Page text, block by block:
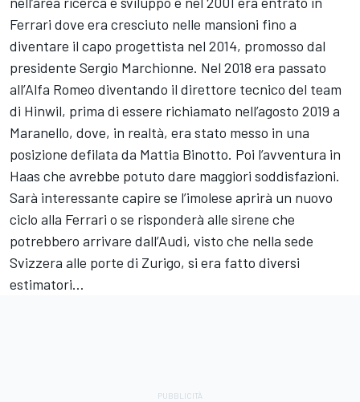
Ferrari dove era cresciuto nelle mansioni fino a
diventare il capo progettista nel 2014, promosso dal
presidente Sergio Marchionne. Nel 2018 era passato
all’Alfa Romeo diventando il direttore tecnico del team
di Hinwil, prima di essere richiamato nell’agosto 2019 a
Maranello, dove, in realtà, era stato messo in una
posizione defilata da Mattia Binotto. Poi l’avventura in
Haas che avrebbe potuto dare maggiori soddisfazioni.
Sarà interessante capire se l’imolese aprirà un nuovo
ciclo alla Ferrari o se risponderà alle sirene che
potrebbero arrivare dall’Audi, visto che nella sede
Svizzera alle porte di Zurigo, si era fatto diversi
estimatori…